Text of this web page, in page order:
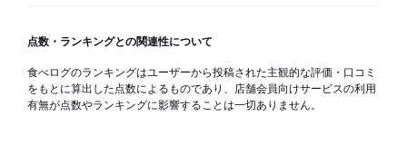
点数・ランキングとの関連性について
食べログのランキングはユーザーから投稿された主観的な評価・口コミ
をもとに算出した点数によるものであり、店舗会員向けサービスの利用
有無が点数やランキングに影響することは一切ありません。